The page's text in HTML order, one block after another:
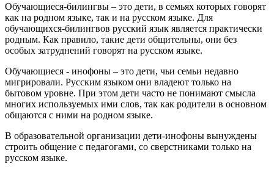
Обучающиеся-билингвы – это дети, в семьях которых говорят
как на родном языке, так и на русском языке. Для
обучающихся-билингвов русский язык является практически
родным. Как правило, такие дети общительны, они без
особых затруднений говорят на русском языке.
Обучающиеся - инофоны – это дети, чьи семьи недавно
мигрировали. Русским языком они владеют только на
бытовом уровне. При этом дети часто не понимают смысла
многих используемых ими слов, так как родители в основном
общаются с ними на родном языке.
В образовательной организации дети-инофоны вынуждены
строить общение с педагогами, со сверстниками только на
русском языке.